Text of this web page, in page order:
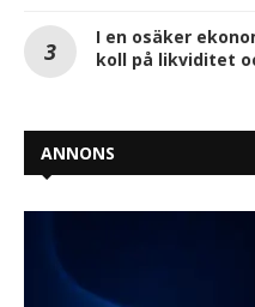
I en osäker
koll på likviditet
ANNONS